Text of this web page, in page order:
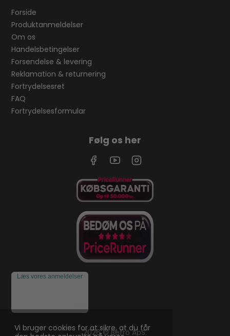
Vi bruger cookies for at sikre, at du får
Forside
Produktanmeldelser
Om os
Handelsbetingelser
Forsendelse & levering
Reklamation & returnering
Fortrydelsesret
FAQ
Fortrydelsesformular
Følg os her
Læs vores anmeldelser
2026 © Befro ApS.